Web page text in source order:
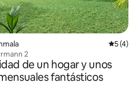
5 (4)
2
de un hogar y unos
fantásticos